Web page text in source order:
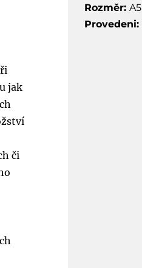
Rozměr: A5
Provedeni:
jak
či